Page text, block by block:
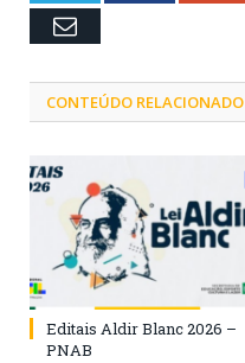
Email
CONTEÚDO RELACIONADO
Editais Aldir Blanc 2026 –
PNAB